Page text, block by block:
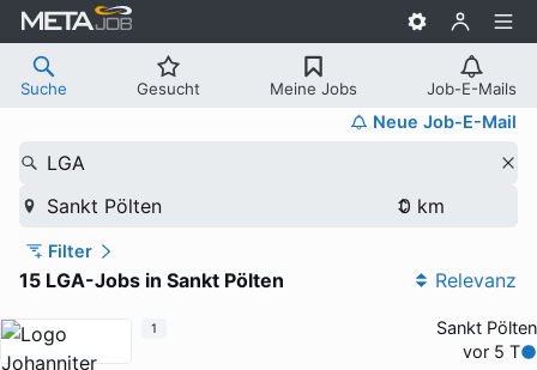
Suche Gesucht Meine Jobs Job-E-Mails
Neue Job-E-Mail
LGA
Sankt Pölten
Filter
15 LGA-Jobs in Sankt Pölten Relevanz
Sankt Pölten
vor 5 T
1